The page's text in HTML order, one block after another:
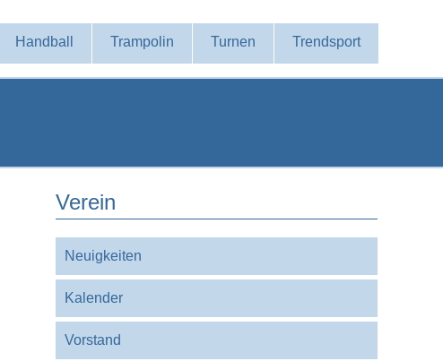
Handball Trampolin Turnen Trendsport
Verein
überspringen
Neuigkeiten
Kalender
Vorstand